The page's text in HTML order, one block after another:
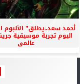
أحمد سعد..يطلق” الألبوم
اليوم تجربة موسيقية
عالمى